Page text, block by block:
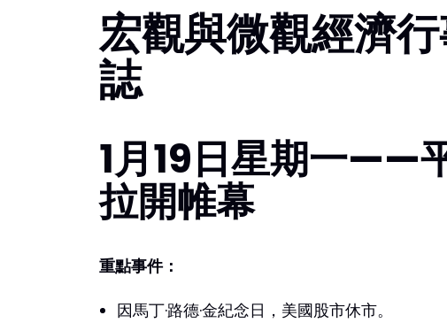
宏觀與微觀經濟
誌
1月19日星期一——
拉開帷幕
重點事件：
因馬丁·路德·金紀念日，美國股市休市。